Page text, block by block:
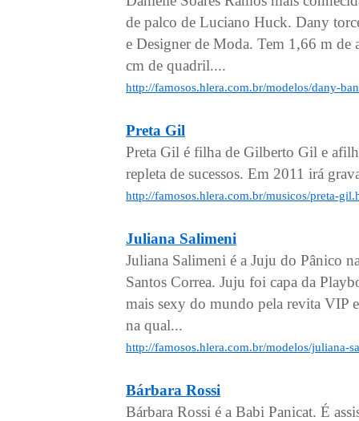
de palco de Luciano Huck. Dany
e Designer de Moda. Tem 1,66 m
cm de quadril....
http://famosos.hlera.com.br/modelos/dany-
Preta Gil
Preta Gil é filha de Gilberto Gil e
repleta de sucessos. Em 2011 irá
http://famosos.hlera.com.br/musicos/preta-
Juliana Salimeni
Juliana Salimeni é a Juju do Pânico
Santos Correa. Juju foi capa da
mais sexy do mundo pela revita VIP
na qual...
http://famosos.hlera.com.br/modelos/juliana-
Bárbara Rossi
Bárbara Rossi é a Babi Panicat. É